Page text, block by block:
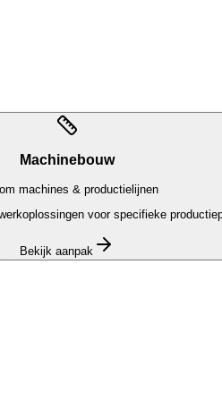
Machinebouw
machines & productielijnen
voor specifieke
Bekijk aanpak